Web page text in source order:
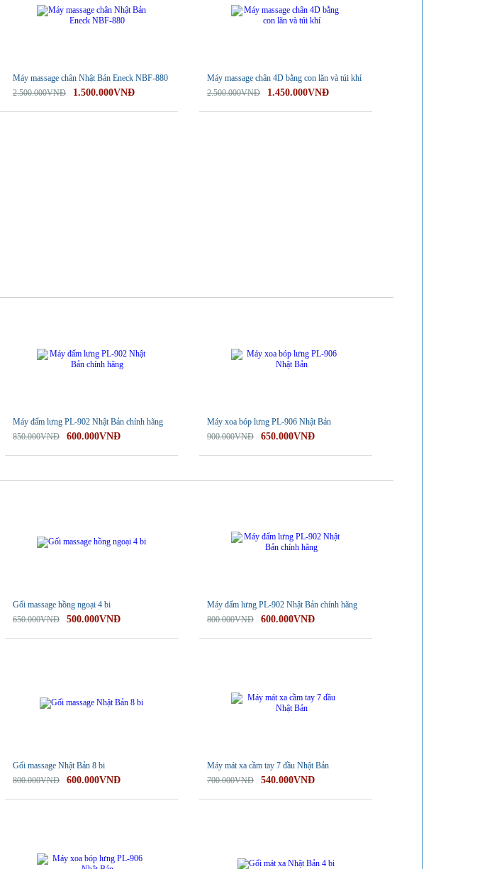
Máy massage chân Nhật Bản Eneck NBF-880
2.500.000VNĐ
1.500.000VNĐ
Máy massage chân 4D bằng con lăn và túi khí
2.500.000VNĐ
1.450.000VNĐ
Máy đấm lưng PL-902 Nhật Bản chính hãng
850.000VNĐ
600.000VNĐ
Máy xoa bóp lưng PL-906 Nhật Bản
900.000VNĐ
650.000VNĐ
Gối massage hồng ngoại 4 bi
650.000VNĐ
500.000VNĐ
Máy đấm lưng PL-902 Nhật Bản chính hãng
800.000VNĐ
600.000VNĐ
Gối massage Nhật Bản 8 bi
800.000VNĐ
600.000VNĐ
Máy mát xa cầm tay 7 đầu Nhật Bản
700.000VNĐ
540.000VNĐ